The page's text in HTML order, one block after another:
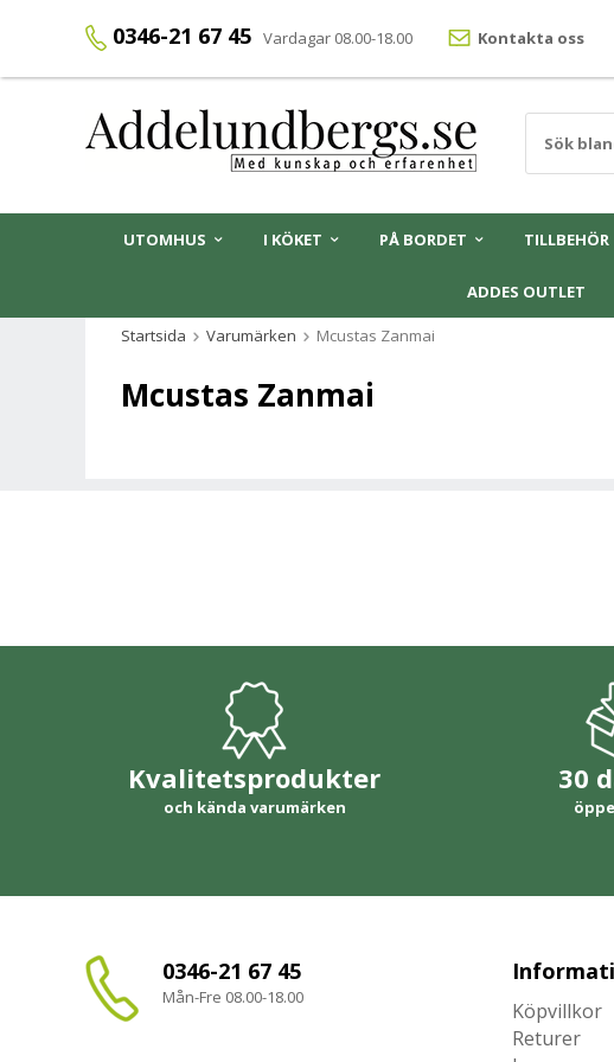
0346-21 67 45 Vardagar 08.00-18.00 Kontakta oss
UTOMHUS I KÖKET PÅ BORDET TILLBEHÖR
ADDES OUTLET
Startsida Varumärken Mcustas Zanmai
Mcustas Zanmai
Kvalitetsprodukter
och kända varumärken
30
0346-21 67 45
Mån-Fre 08.00-18.00
Köpvillkor
Returer